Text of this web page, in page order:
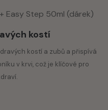
– patentovaný
kostí
kostí a zubů a přispívá
v krvi, což je klíčové pro